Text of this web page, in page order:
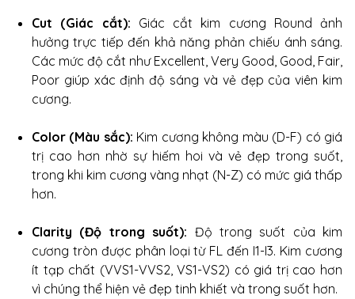
Cut (Giác cắt): Giác cắt kim cương Round ảnh
hưởng trực tiếp đến khả năng phản chiếu ánh sáng.
Các mức độ cắt như Excellent, Very Good, Good, Fair,
Poor giúp xác định độ sáng và vẻ đẹp của viên kim
cương.
Color (Màu sắc): Kim cương không màu (D-F) có giá
trị cao hơn nhờ sự hiếm hoi và vẻ đẹp trong suốt,
trong khi kim cương vàng nhạt (N-Z) có mức giá thấp
hơn.
Clarity (Độ trong suốt): Độ trong suốt của kim
cương tròn được phân loại từ FL đến I1-I3. Kim cương
ít tạp chất (VVS1-VVS2, VS1-VS2) có giá trị cao hơn
vì chúng thể hiện vẻ đẹp tinh khiết và trong suốt hơn.